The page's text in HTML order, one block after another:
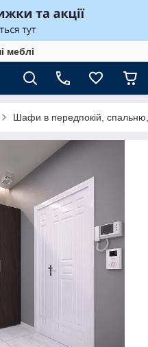
меблі
Шафи в передпокій,